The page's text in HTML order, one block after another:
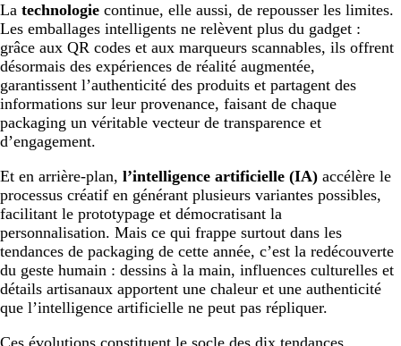
La technologie continue, elle aussi, de repousser les limites.
Les emballages intelligents ne relèvent plus du gadget :
grâce aux QR codes et aux marqueurs scannables, ils offrent
désormais des expériences de réalité augmentée,
garantissent l’authenticité des produits et partagent des
informations sur leur provenance, faisant de chaque
packaging un véritable vecteur de transparence et
d’engagement.
Et en arrière-plan, l’intelligence artificielle (IA) accélère le
processus créatif en générant plusieurs variantes possibles,
facilitant le prototypage et démocratisant la
personnalisation. Mais ce qui frappe surtout dans les
tendances de packaging de cette année, c’est la redécouverte
du geste humain : dessins à la main, influences culturelles et
détails artisanaux apportent une chaleur et une authenticité
que l’intelligence artificielle ne peut pas répliquer.